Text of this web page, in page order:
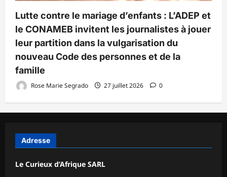
Lutte contre le mariage d’enfants : L’ADEP et
le CONAMEB invitent les journalistes à jouer
leur partition dans la vulgarisation du
nouveau Code des personnes et de la
famille
Rose Marie Segrado 27 juillet 2026 0
Adresse
Le Curieux d’Afrique SARL